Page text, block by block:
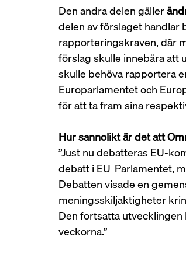
Denandra delen gäller
delen av förslaget handlar
rapporteringskraven, där
förslag skulle innebära att
skulle behöva rapportera
Europarlamentet och
för att ta fram sina
Hur sannolikt är det att
”Just nu debatteras EU-
debatt i EU-Parlamentet,
Debatten visade en
meningsskiljaktigheter
Den fortsatta
veckorna.”